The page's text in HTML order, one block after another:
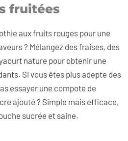
fruitées
aux fruits rouges pour une
? Mélangez des fraises, des
nature pour obtenir une
Si vous êtes plus adepte des
essayer une compote de
ajouté ? Simple mais efficace,
sucrée et saine.